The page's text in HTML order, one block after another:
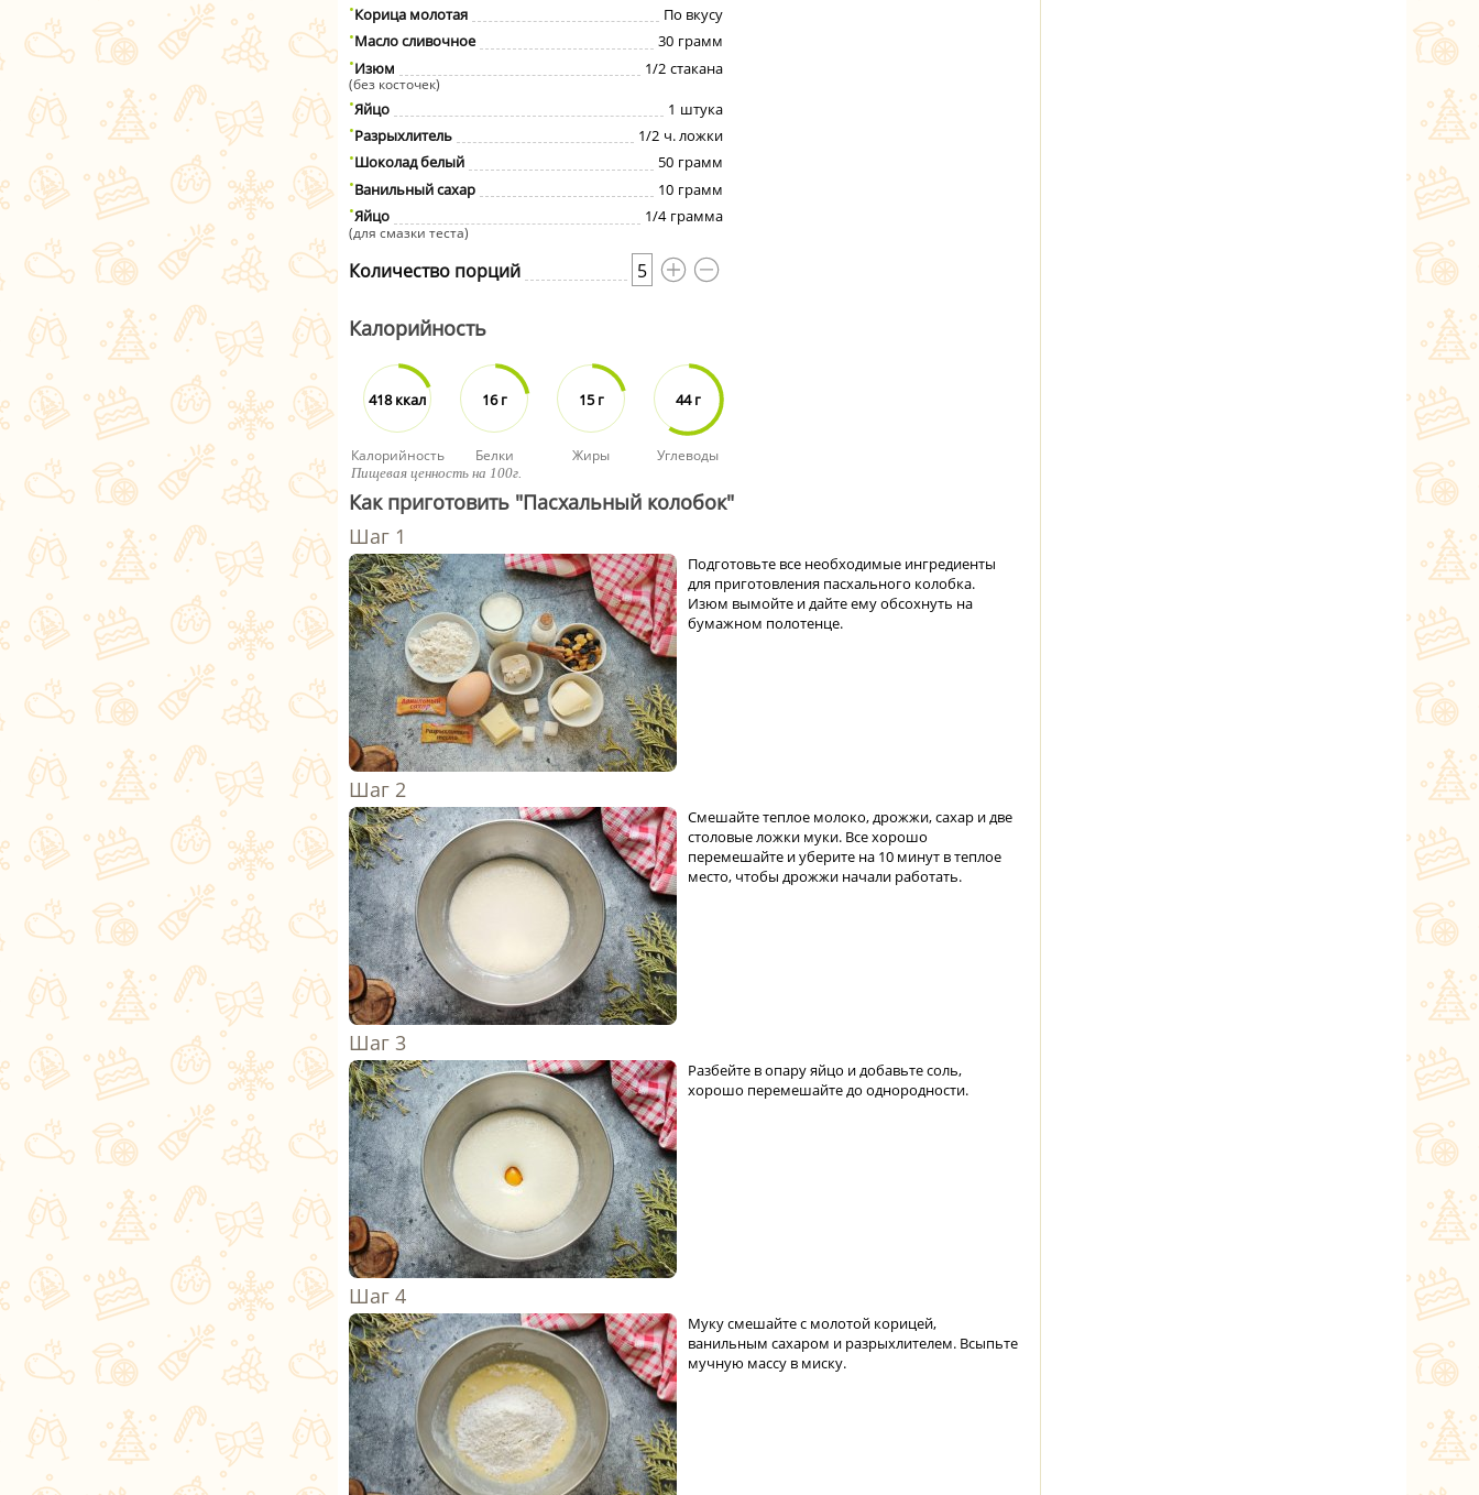
Корица молотая
По вкусу
Масло сливочное
30 грамм
Изюм
1/2 стакана
(без косточек)
Яйцо 1 штука
Разрыхлитель
1/2 ч. ложки
Шоколад белый
50 грамм
Ванильный сахар
10 грамм
Яйцo
1/4 грамма
(для смазки теста)
Количество порций 5
Калорийность
418 ккал
Калорийность
16 г
Белки
15 г
Жиры
44 г
Углеводы
Пищевая ценность на 100г.
Как приготовить "Пасхальный колобок"
Подготовьте все необходимые ингредиенты
для приготовления пасхального колобка.
Изюм вымойте и дайте ему обсохнуть на
бумажном полотенце.
Смешайте теплое молоко, дрожжи, сахар и две
столовые ложки муки. Все хорошо
перемешайте и уберите на 10 минут в теплое
место, чтобы дрожжи начали работать.
Разбейте в опару яйцо и добавьте соль,
хорошо перемешайте до однородности.
Муку смешайте с молотой корицей,
ванильным сахаром и разрыхлителем. Всыпьте
мучную массу в миску.